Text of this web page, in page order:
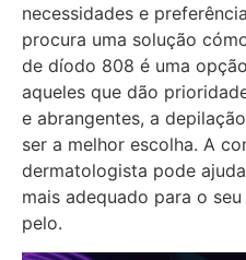
necessidades e
procura uma solução
de díodo 808 é uma
aqueles que dão
e abrangentes, a
ser a melhor escolha. A
dermatologista pode
mais adequado para o
pelo.